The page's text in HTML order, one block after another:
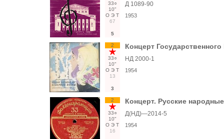
33○
10"
О Э Т
67
5
Д 1089-90
1953
2
33○
10"
О Э Т
13
3
Концерт
НД 2000-1
1954
2
33○
10"
О Э Т
16
Концерт. Русские
Д(НД)—2014-5
1954